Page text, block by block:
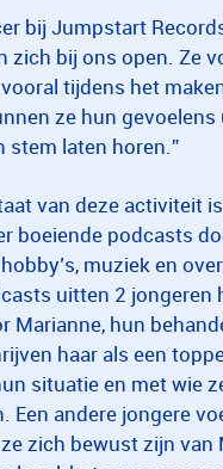
bij Jumpstart
zich bij ons open. Ze
tijdens het
ze hun gevoelens
stem laten horen.”
van deze activiteit
boeiende podcasts
muziek en
uitten 2 jongeren
Marianne, hun
haar als een
situatie en met wie
Een andere jongere
zich bewust zijn van